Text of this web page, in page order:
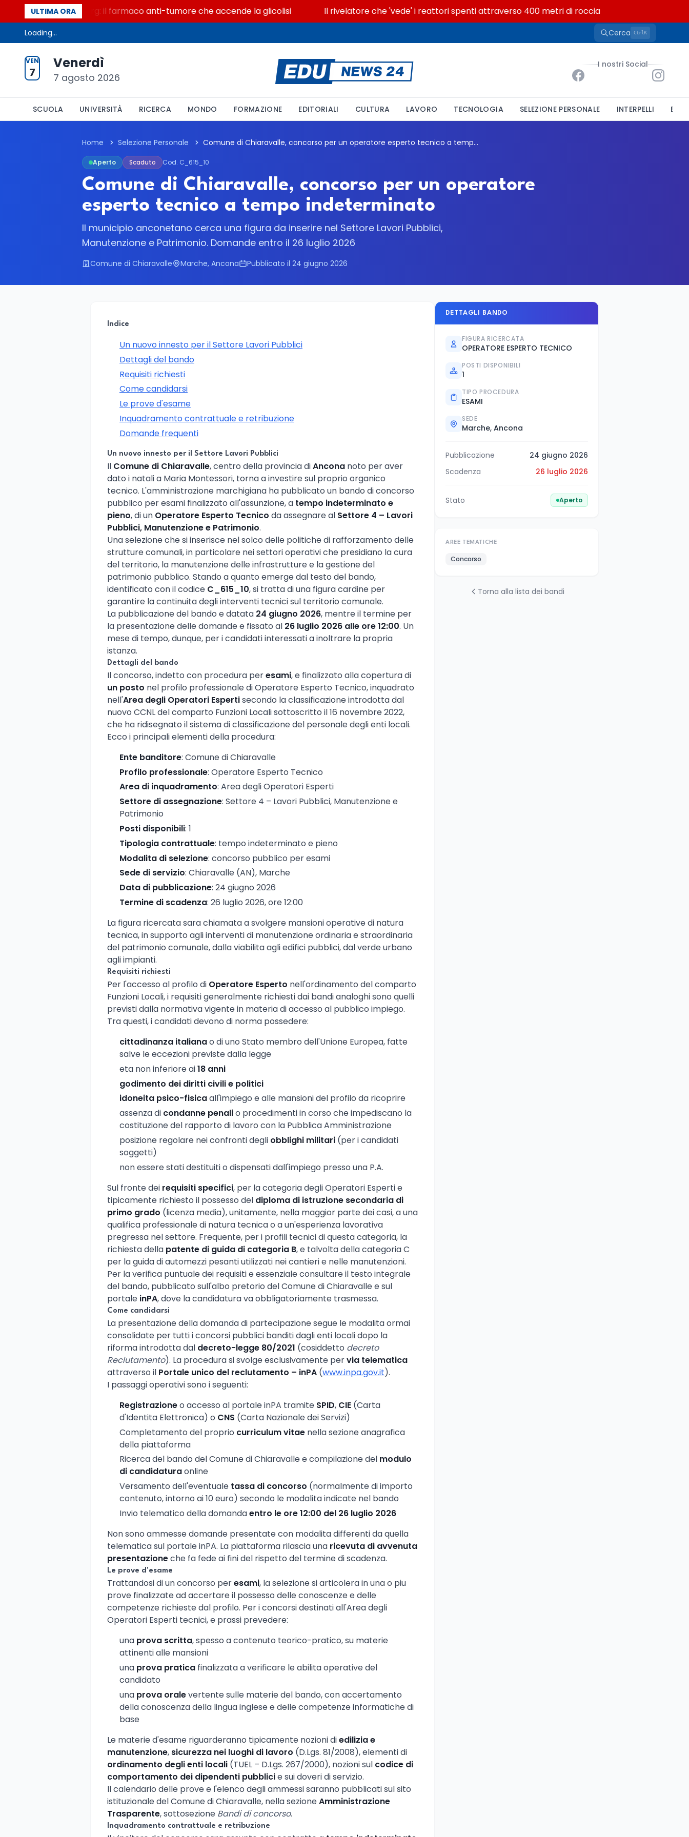
ULTIMA ORA
secolo di Warburg: il farmaco anti-tumore che accende la glicolisi Il rivelatore che 'vede' i reattori spenti attraverso 400 metri di roccia
Loading... Cerca CtrlK
VEN
7
Venerdì
7 agosto 2026
I nostri Social
SCUOLA UNIVERSITÀ RICERCA MONDO FORMAZIONE EDITORIALI CULTURA LAVORO TECNOLOGIA SELEZIONE PERSONALE INTERPELLI
Home Selezione Personale Comune di Chiaravalle, concorso per un operatore esperto tecnico a tempo indeterminato
Aperto Scaduto Cod. C_615_10
Comune di Chiaravalle, concorso per un operatore
esperto tecnico a tempo indeterminato
Il municipio anconetano cerca una figura da inserire nel Settore Lavori Pubblici,
Manutenzione e Patrimonio. Domande entro il 26 luglio 2026
Comune di Chiaravalle Marche, Ancona Pubblicato il 24 giugno 2026
Indice
Un nuovo innesto per il Settore Lavori Pubblici
Dettagli del bando
Requisiti richiesti
Come candidarsi
Le prove d'esame
Inquadramento contrattuale e retribuzione
Domande frequenti
Un nuovo innesto per il Settore Lavori Pubblici
Il Comune di Chiaravalle, centro della provincia diAncona noto per aver
dato i natali a Maria Montessori, torna a investire sul proprio organico
tecnico. L'amministrazione marchigiana ha pubblicato un bando di concorso
pubblico per esami finalizzato all'assunzione, a tempo indeterminato e
pieno, di un Operatore Esperto Tecnico da assegnare al Settore 4 – Lavori
Pubblici, Manutenzione e Patrimonio.
Una selezione che si inserisce nel solco delle politiche di rafforzamento delle
strutture comunali, in particolare nei settori operativi che presidiano la cura
del territorio, la manutenzione delle infrastrutture e la gestione del
patrimonio pubblico. Stando a quanto emerge dal testo del bando,
identificato con il codice C_615_10, si tratta di una figura cardine per
garantire la continuita degli interventi tecnici sul territorio comunale.
La pubblicazione del bando e datata 24 giugno 2026, mentre il termine per
la presentazione delle domande e fissato al 26 luglio 2026 alle ore 12:00. Un
mese di tempo, dunque, per i candidati interessati a inoltrare la propria
istanza.
Dettagli del bando
Il concorso, indetto con procedura peresami, e finalizzato alla copertura di
un posto nel profilo professionale di Operatore Esperto Tecnico, inquadrato
nell'Area degli Operatori Espertisecondo la classificazione introdotta dal
nuovo CCNL del comparto Funzioni Locali sottoscritto il 16 novembre 2022,
che ha ridisegnato il sistema di classificazione del personale degli enti locali.
Ecco i principali elementi della procedura:
Ente banditore: Comune di Chiaravalle
Profilo professionale: Operatore Esperto Tecnico
Area di inquadramento: Area degli Operatori Esperti
Settore di assegnazione: Settore 4 – Lavori Pubblici, Manutenzione e
Patrimonio
Posti disponibili: 1
Tipologia contrattuale: tempo indeterminato e pieno
Modalita di selezione: concorso pubblico per esami
Sede di servizio: Chiaravalle (AN), Marche
Data di pubblicazione: 24 giugno 2026
Termine di scadenza: 26 luglio 2026, ore 12:00
La figura ricercata sara chiamata a svolgere mansioni operative di natura
tecnica, in supporto agli interventi di manutenzione ordinaria e straordinaria
del patrimonio comunale, dalla viabilita agli edifici pubblici, dal verde urbano
agli impianti.
Requisiti richiesti
Per l'accesso al profilo di Operatore Esperto nell'ordinamento del comparto
Funzioni Locali, i requisiti generalmente richiesti dai bandi analoghi sono quelli
previsti dalla normativa vigente in materia di accesso al pubblico impiego.
Tra questi, i candidati devono di norma possedere:
cittadinanza italianao di uno Stato membro dell'Unione Europea, fatte
salve le eccezioni previste dalla legge
eta non inferiore ai18 anni
godimento dei diritti civili e politici
idoneita psico-fisicaall'impiego e alle mansioni del profilo da ricoprire
assenza di condanne penalio procedimenti in corso che impediscano la
costituzione del rapporto di lavoro con la Pubblica Amministrazione
posizione regolare nei confronti degli obblighi militari (per i candidati
soggetti)
non essere stati destituiti o dispensati dall'impiego presso una P.A.
Sul fronte dei requisiti specifici, per la categoria degli Operatori Esperti e
tipicamente richiesto il possesso del diploma di istruzione secondaria di
primo grado (licenza media), unitamente, nella maggior parte dei casi, a una
qualifica professionale di natura tecnica o a un'esperienza lavorativa
pregressa nel settore. Frequente, per i profili tecnici di questa categoria, la
richiesta della patente di guida di categoria B, e talvolta della categoria C
per la guida di automezzi pesanti utilizzati nei cantieri e nelle manutenzioni.
Per la verifica puntuale dei requisiti e essenziale consultare il testo integrale
del bando, pubblicato sull'albo pretorio del Comune di Chiaravalle e sul
portale inPA, dove la candidatura va obbligatoriamente trasmessa.
Come candidarsi
La presentazione della domanda di partecipazione segue le modalita ormai
consolidate per tutti i concorsi pubblici banditi dagli enti locali dopo la
riforma introdotta dal decreto-legge 80/2021 (cosiddetto decreto
Reclutamento). La procedura si svolge esclusivamente pervia telematica
attraverso il Portale unico del reclutamento – inPA (www.inpa.gov.it).
I passaggi operativi sono i seguenti:
Registrazioneo accesso al portale inPA tramite SPID, CIE (Carta
d'Identita Elettronica) o CNS (Carta Nazionale dei Servizi)
Completamento del proprio curriculum vitae nella sezione anagrafica
della piattaforma
Ricerca del bando del Comune di Chiaravalle e compilazione del modulo
di candidaturaonline
Versamento dell'eventuale tassa di concorso (normalmente di importo
contenuto, intorno ai 10 euro) secondo le modalita indicate nel bando
Invio telematico della domandaentro le ore 12:00 del 26 luglio 2026
Non sono ammesse domande presentate con modalita differenti da quella
telematica sul portale inPA. La piattaforma rilascia una ricevuta di avvenuta
presentazioneche fa fede ai fini del rispetto del termine di scadenza.
Le prove d'esame
Trattandosi di un concorso peresami, la selezione si articolera in una o piu
prove finalizzate ad accertare il possesso delle conoscenze e delle
competenze richieste dal profilo. Per i concorsi destinati all'Area degli
Operatori Esperti tecnici, e prassi prevedere:
una prova scritta, spesso a contenuto teorico-pratico, su materie
attinenti alle mansioni
una prova pratica finalizzata a verificare le abilita operative del
candidato
una prova oralevertente sulle materie del bando, con accertamento
della conoscenza della lingua inglese e delle competenze informatiche di
base
Le materie d'esame riguarderanno tipicamente nozioni diedilizia e
manutenzione, sicurezza nei luoghi di lavoro (D.Lgs. 81/2008), elementi di
ordinamento degli enti locali (TUEL – D.Lgs. 267/2000), nozioni sul codice di
comportamento dei dipendenti pubblicie sui doveri di servizio.
Il calendario delle prove e l'elenco degli ammessi saranno pubblicati sul sito
istituzionale del Comune di Chiaravalle, nella sezioneAmministrazione
Trasparente, sottosezione Bandi di concorso.
Inquadramento contrattuale e retribuzione
DETTAGLI BANDO
FIGURA RICERCATA
OPERATORE ESPERTO TECNICO
POSTI DISPONIBILI
1
TIPO PROCEDURA
ESAMI
SEDE
Marche, Ancona
Pubblicazione
24 giugno 2026
Scadenza
26 luglio 2026
Stato Aperto
AREE TEMATICHE
Concorso
Torna alla lista dei bandi